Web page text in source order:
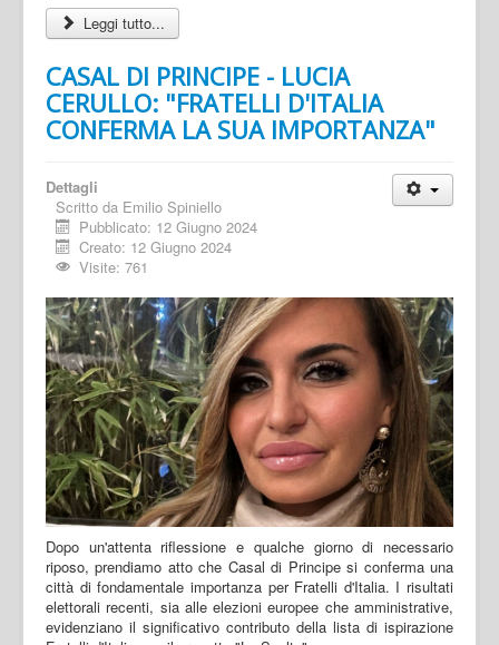
Leggi tutto...
CASAL DI PRINCIPE - LUCIA
CERULLO: "FRATELLI D'ITALIA
CONFERMA LA SUA IMPORTANZA"
Dettagli
Scritto da Emilio Spiniello
Pubblicato: 12 Giugno 2024
Creato: 12 Giugno 2024
Visite: 761
Dopo un'attenta riflessione e qualche giorno di necessario
riposo, prendiamo atto che Casal di Principe si conferma una
città di fondamentale importanza per Fratelli d'Italia. I risultati
elettorali recenti, sia alle elezioni europee che amministrative,
evidenziano il significativo contributo della lista di ispirazione